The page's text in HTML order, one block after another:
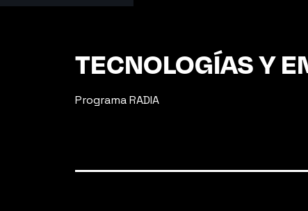
TECNOLOGÍAS Y
Programa RADIA